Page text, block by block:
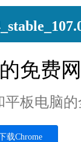
免费
板电脑
载Chrome